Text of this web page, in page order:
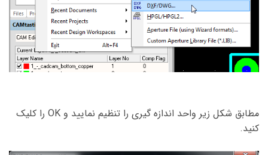
مطابق شکل زیر واحد اندازه گیری را تنظیم نمایید و OK را کلیک
کنید.